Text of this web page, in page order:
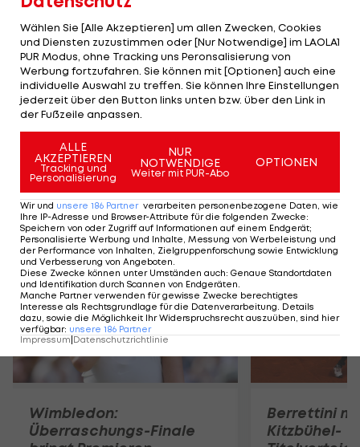
jenem im April 2021 bei einem mehr als doppelt so
hoch dotierten Event in Bellinzona und der neunte
insgesamt.
Am Stammtisch bei Andy Ogris:
Christopher Knett
I schau a
Mehr zum Thema
Wimbledon:
Überraschungs-Finale
Berrettini
Kitzbühel-
Wählen Sie [Alle Akzeptieren] um allen Zwecken, Cookies
und Diensten zuzustimmen oder [Nur Notwendige] im LAOLA1
PUR Modus, ohne Tracking uns Peronsalisierung von
Werbung fortzufahren. Sie können mit [Optionen] auch eine
individuelle Auswahl zu treffen. Sie können Ihre Einstellungen
jederzeit über den Button links unten bzw. über den Link in
der Fußzeile anpassen.
ALLE
AKZEPTIEREN
Tracking und
Personalisierung
NUR
NOTWENDIGE
Weiter mit PUR-Abo
OPTIONEN
Wir und unsere 186 Partner verarbeiten personenbezogene Daten, wie
Ihre IP-Adresse und Browser-Attribute für die folgenden Zwecke:
Speichern von oder Zugriff auf Informationen auf einem Endgerät;
Personalisierte Werbung und Inhalte, Messung von Werbeleistung und
der Performance von Inhalten, Zielgruppenforschung sowie Entwicklung
und Verbesserung von Angeboten
Diese Zwecke können unter Umständen auch: Genaue Standortdaten
und Identifikation durch Scannen von Endgeräten
Manche Partner verwenden für gewisse Zwecke berechtigtes
Interesse als Rechtsgrundlage für die Datenverarbeitung. Details
dazu, sowie die Möglichkeit Ihr Widerspruchsrecht auszuüben, sind hier
verfügbar: unsere 186 Partner
Impressum|Datenschutzrichtlinie